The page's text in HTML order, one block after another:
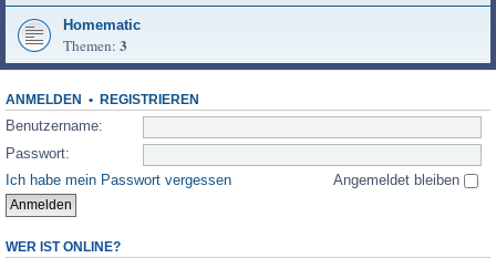
Homematic
Themen: 3
ANMELDEN • REGISTRIEREN
Benutzername:
Passwort:
Ich habe mein Passwort vergessen
Angemeldet bleiben
WER IST ONLINE?